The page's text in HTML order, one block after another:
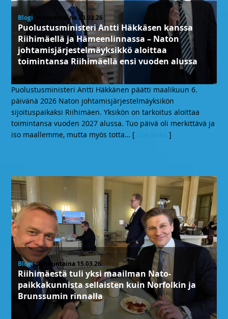
Blogi , maanantaina 23.03.26
Puolustusministeri Antti Häkkäsen kanssa
Riihimäellä ja Hämeenlinnassa – Naton
johtamisjärjestelmäyksikkö aloittaa
toimintansa Riihimäellä ensi vuoden alussa
Puolustusministeri Antti Häkkänen päätti maalikuun 6.
päivänä 2026 Naton johtamisjärjestelmäyksikön
sijoituspaikaksi Riihimäen. Yksikön on tarkoitus aloittaa
toimintansa vuoden 2027 alussa. Tuo päivä oli merkittävä ja
iso maallemme, mutta myös totta… [ ]
Blogi, sunnuntaina 15.03.26
Riihimäestä tuli yksi maailman Nato-
paikkakunnista sellaisten kuin Norfolkin ja
Brunssumin rinnalla